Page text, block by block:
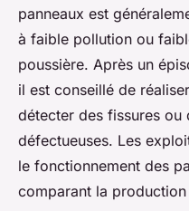
panneaux est
à faible pollution ou
poussière. Après un
il est conseillé de
détecter des fissures ou
défectueuses. Les
le fonctionnement des
comparant la